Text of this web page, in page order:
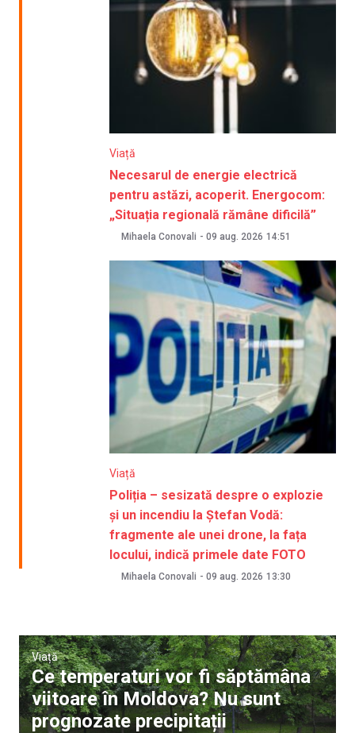
Viață
Necesarul de energie electrică
pentru astăzi, acoperit. Energocom:
„Situația regională rămâne dificilă”
Mihaela Conovali - 09 aug. 2026 14:51
Viață
Poliția – sesizată despre o explozie
și un incendiu la Ștefan Vodă:
fragmente ale unei drone, la fața
locului, indică primele date FOTO
Mihaela Conovali - 09 aug. 2026 13:30
Viață
Ce temperaturi vor fi săptămâna
viitoare în Moldova? Nu sunt
prognozate precipitații